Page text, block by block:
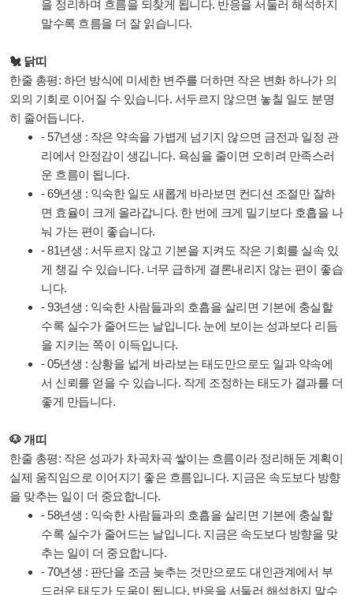
을 정리하며 흐름을 되찾게 됩니다. 반응을 서둘러 해석하지
말수록 흐름을 더 잘 읽습니다.
🐔 닭띠
한줄 총평: 하던 방식에 미세한 변주를 더하면 작은 변화 하나가 의
외의 기회로 이어질 수 있습니다. 서두르지 않으면 놓칠 일도 분명
히 줄어듭니다.
- 57년생 : 작은 약속을 가볍게 넘기지 않으면 금전과 일정 관
리에서 안정감이 생깁니다. 욕심을 줄이면 오히려 만족스러
운 흐름이 됩니다.
- 69년생 : 익숙한 일도 새롭게 바라보면 컨디션 조절만 잘하
면 효율이 크게 올라갑니다. 한 번에 크게 밀기보다 호흡을 나
눠 가는 편이 좋습니다.
- 81년생 : 서두르지 않고 기본을 지켜도 작은 기회를 실속 있
게 챙길 수 있습니다. 너무 급하게 결론내리지 않는 편이 좋습
니다.
- 93년생 : 익숙한 사람들과의 호흡을 살리면 기본에 충실할
수록 실수가 줄어드는 날입니다. 눈에 보이는 성과보다 리듬
을 지키는 쪽이 이득입니다.
- 05년생 : 상황을 넓게 바라보는 태도만으로도 일과 약속에
서 신뢰를 얻을 수 있습니다. 작게 조정하는 태도가 결과를 더
좋게 만듭니다.
🐶 개띠
한줄 총평: 작은 성과가 차곡차곡 쌓이는 흐름이라 정리해둔 계획이
실제 움직임으로 이어지기 좋은 흐름입니다. 지금은 속도보다 방향
을 맞추는 일이 더 중요합니다.
- 58년생 : 익숙한 사람들과의 호흡을 살리면 기본에 충실할
수록 실수가 줄어드는 날입니다. 지금은 속도보다 방향을 맞
추는 일이 더 중요합니다.
- 70년생 : 판단을 조금 늦추는 것만으로도 대인관계에서 부
드러운 태도가 도움이 됩니다. 반응을 서둘러 해석하지 말수